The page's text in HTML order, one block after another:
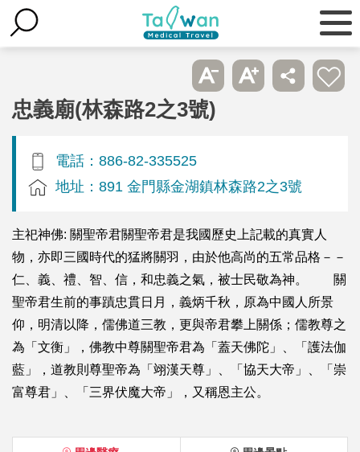
忠義廟(林森路2之3號)
電話：886-82-335525
地址：891 金門縣金湖鎮林森路2之3號
主祀神佛: 關聖帝君關聖帝君是我國歷史上記載的真實人
物，亦即三國時代的猛將關羽，由於他高尚的五常品格－－
仁、義、禮、智、信，和忠義之氣，被士民敬為神。 關
聖帝君生前的事蹟忠貫日月，義炳千秋，原為中國人所景
仰，明清以降，儒佛道三教，更與帝君攀上關係；儒教尊之
為「文衡」，佛教中尊關聖帝君為「蓋天佛陀」、「護法伽
藍」，道教則尊聖帝為「翊漢天尊」、「協天大帝」、「崇
富尊君」、「三界伏魔大帝」，又稱恩主公。